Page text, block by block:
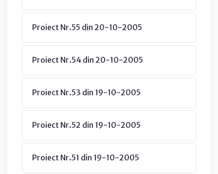
Proiect Nr.55 din 20-10-2005
Proiect Nr.54 din 20-10-2005
Proiect Nr.53 din 19-10-2005
Proiect Nr.52 din 19-10-2005
Proiect Nr.51 din 19-10-2005